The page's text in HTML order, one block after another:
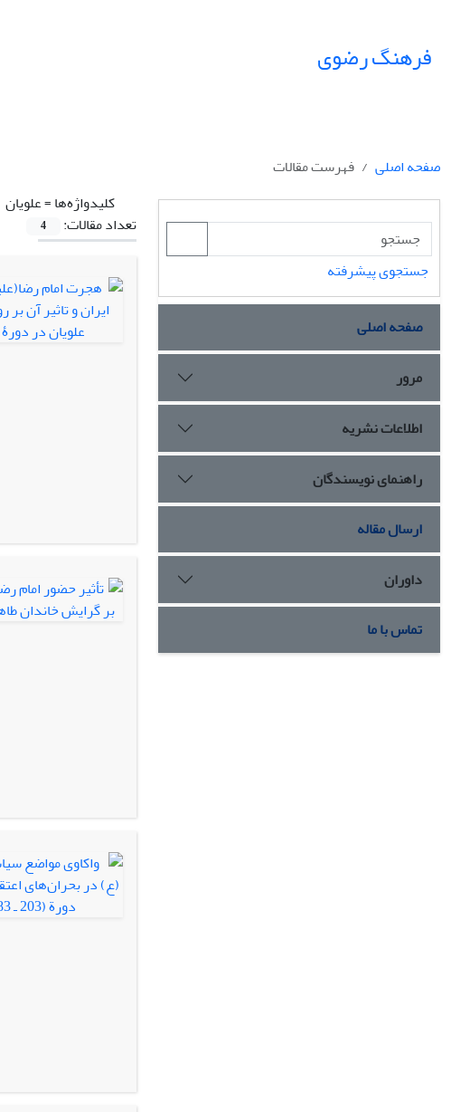
فرهنگ رضوی
صفحه اصلی
فهرست مقالات
کلیدواژه‌ها =علویان
تعداد مقالات:
4
جستجوی پیشرفته
صفحه اصلی
مرور
اطلاعات نشریه
راهنمای نویسندگان
ارسال مقاله
داوران
تماس با ما